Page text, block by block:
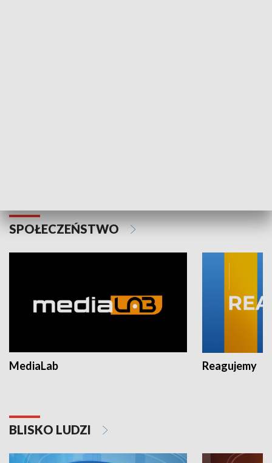
SPOŁECZEŃSTWO
MediaLab Reagujemy
BLISKO LUDZI